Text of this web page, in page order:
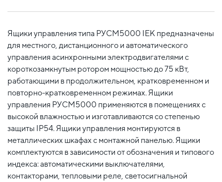
Ящики управления типа РУСМ5000 IEK предназначены
для местного, дистанционного и автоматического
управления асинхронными электродвигателями с
короткозамкнутым ротором мощностью до 75 кВт,
работающими в продолжительном, кратковременном и
повторно-кратковременном режимах. Ящики
управления РУСМ5000 применяются в помещениях с
высокой влажностью и изготавливаются со степенью
защиты IP54. Ящики управления монтируются в
металлических шкафах с монтажной панелью. Ящики
комплектуются в зависимости от обозначения и типового
индекса: автоматическими выключателями,
контакторами, тепловыми реле, светосигнальной